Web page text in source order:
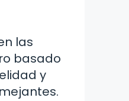
las
basado
y